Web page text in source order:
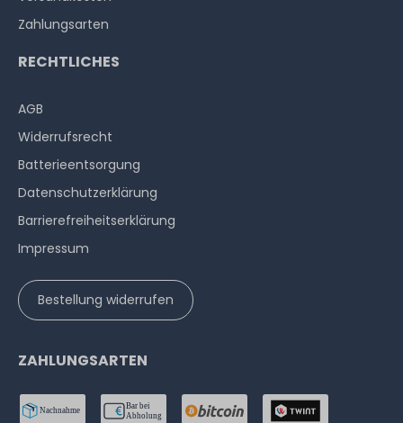
Zahlungsarten
RECHTLICHES
AGB
Widerrufs­recht
Batterieentsorgung
Datenschutzerklärung
Barrierefreiheitserklärung
Impressum
Bestellung widerrufen
ZAHLUNGSARTEN